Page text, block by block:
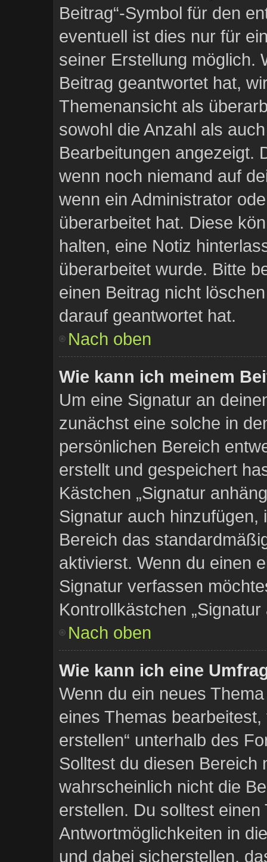
Beitrag“-Symbol für den
eventuell ist dies nur für
seiner Erstellung möglich.
Beitrag geantwortet hat,
Themenansicht als
sowohl die Anzahl als
Bearbeitungen angezeigt.
wenn noch niemand auf
wenn ein Administrator
überarbeitet hat. Diese
halten, eine Notiz
überarbeitet wurde. Bitte
einen Beitrag nicht
darauf geantwortet hat.
Nach oben
Wie kann ich meinem
Um eine Signatur an
zunächst eine solche in
persönlichen Bereich
erstellt und gespeichert
Kästchen „Signatur
Signatur auch hinzufügen,
Bereich das
aktivierst. Wenn du einen
Signatur verfassen
Kontrollkästchen
Nach oben
Wie kann ich eine
Wenn du ein neues
eines Themas
erstellen“ unterhalb des
Solltest du diesen Bereich
wahrscheinlich nicht die
erstellen. Du solltest
Antwortmöglichkeiten in
und dabei sicherstellen,